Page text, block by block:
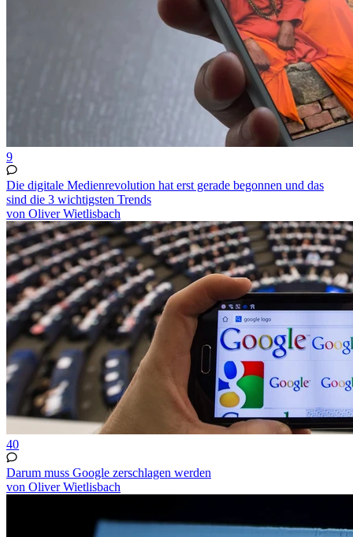
9
Die digitale Medienrevolution hat erst gerade begonnen und das
sind die 3 wichtigsten Trends
von Oliver Wietlisbach
40
Darum muss Google zerschlagen werden
von Oliver Wietlisbach